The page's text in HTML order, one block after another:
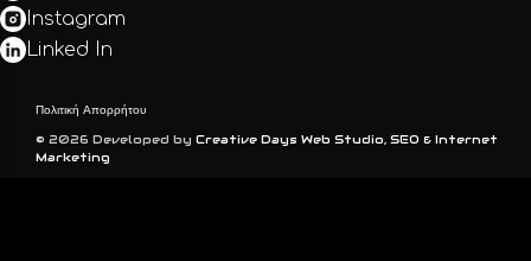
© 2026 Developed by Creative Days Web Studio, SEO & Internet
Marketing
Πολιτική Απορρήτου
Instagram
Linked In